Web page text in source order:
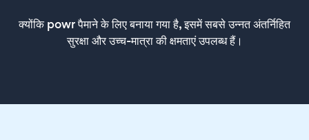
क्योंकि powr पैमाने के लिए बनाया गया है, इसमें सबसे उन्नत अंतर्निहित
सुरक्षा और उच्च-मात्रा की क्षमताएं उपलब्ध हैं।